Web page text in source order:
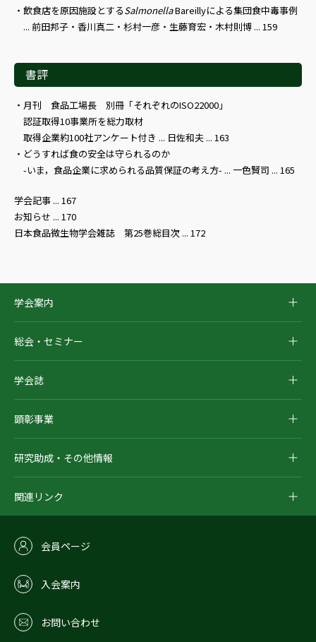
飲食店を原因施設とするSalmonellaBareillyによる集団食中毒事例
... 前田邦子・香川真二・杉村一彦・生藤育宏・木村則博 ... 159
書評
月刊 食品工場長 別冊「それぞれのISO22000」
認証取得10事業所を総力取材
取得企業約100社アンケート付き ... 日佐和夫 ... 163
どうすれば食の安全は守られるのか
-いま，食品企業に求められる品質保証の考え方- ... 一色賢司 ... 165
学会記事 ... 167
お知らせ ... 170
日本食品微生物学会雑誌 第25巻総目次 ... 172
学会案内
総会・セミナー
学会誌
顕彰事業
研究助成・その他情報
関連リンク
会員ページ
入会案内
お問い合わせ